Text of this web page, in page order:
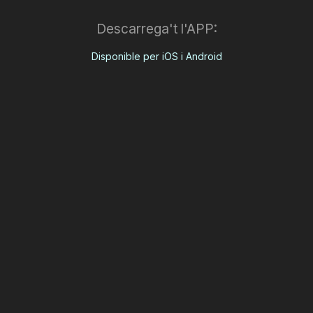
Descarrega't l'APP:
Disponible per iOS i Android